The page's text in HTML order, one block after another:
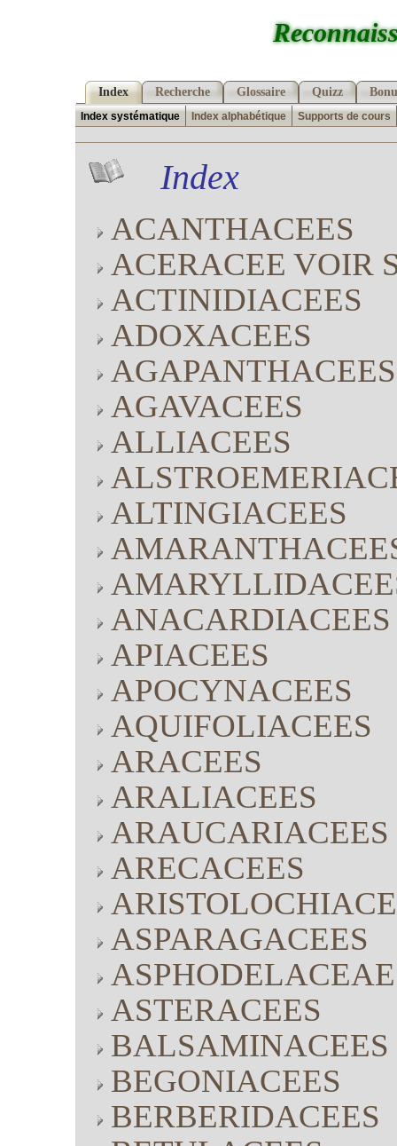
Index Recherche Glossaire Quizz
Index systématique Index alphabétique Supports de cours
Index
ACANTHACEES
ACERACEE VOIR
ACTINIDIACEES
ADOXACEES
AGAPANTHACEES
AGAVACEES
ALLIACEES
ALTINGIACEES
ANACARDIACEES
APIACEES
APOCYNACEES
AQUIFOLIACEES
ARACEES
ARALIACEES
ARAUCARIACEES
ARECACEES
ASPARAGACEES
ASPHODELACEAE
ASTERACEES
BALSAMINACEES
BEGONIACEES
BERBERIDACEES